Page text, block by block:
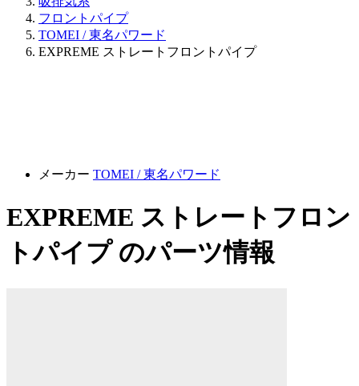
フロントパイプ
TOMEI / 東名パワード
EXPREME ストレートフロントパイプ
メーカー TOMEI / 東名パワード
EXPREME ストレートフロン
トパイプ のパーツ情報